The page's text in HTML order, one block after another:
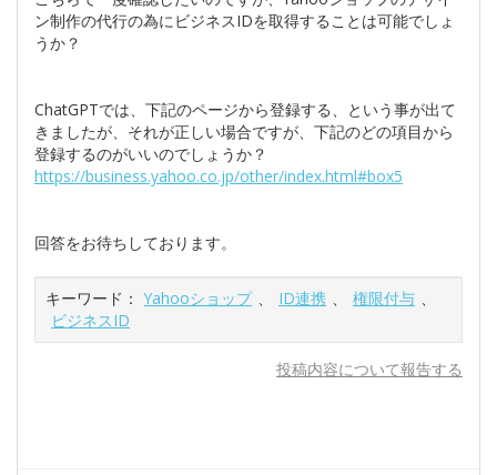
ン制作の代行の為にビジネスIDを取得することは可能でしょ
うか？
ChatGPTでは、下記のページから登録する、という事が出て
きましたが、それが正しい場合ですが、下記のどの項目から
登録するのがいいのでしょうか？
https://business.yahoo.co.jp/other/index.html#box5
回答をお待ちしております。
キーワード： Yahooショップ 、 ID連携 、 権限付与 、
ビジネスID
投稿内容について報告する